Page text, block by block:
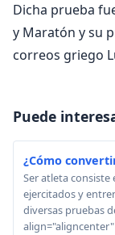
Dicha prueba
y Maratón y su
correos griego
Puede
¿Cómo
Ser atleta
ejercitados y
diversas pruebas
align="aligncenter"